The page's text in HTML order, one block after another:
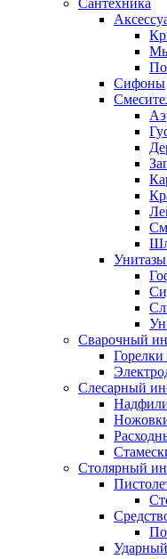
Сантехника
Сифоны
Унитазы
Сварочный
Горелки
Слесарный
Столярный